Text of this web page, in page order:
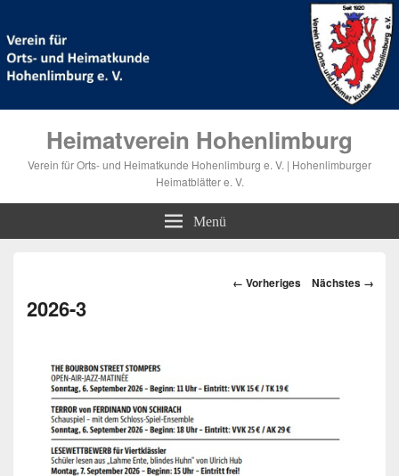
Heimatverein Hohenlimburg
Verein für Orts- und Heimatkunde Hohenlimburg e. V. | Hohenlimburger
Heimatblätter e. V.
Menü
Bilder-
← Vorheriges Nächstes →
2026-3